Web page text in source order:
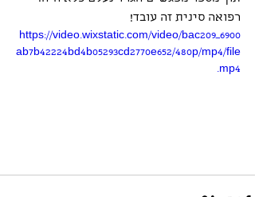
רפואה סינית זה עובד!
https://video.wixstatic.com/video/bac209_6900
ab7b42224bd4b05293cd2770e652/480p/mp4/file
.mp4